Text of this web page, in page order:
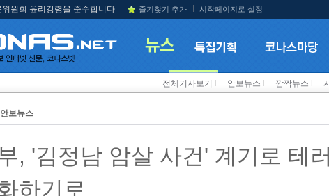
위원회 윤리강령을 준수합니다 즐겨찾기 추가 시작페이지로 설정
전체기사보기 안보뉴스 깜짝뉴스
안보뉴스
, '김정남 암살 사건' 계기로 테
하기로